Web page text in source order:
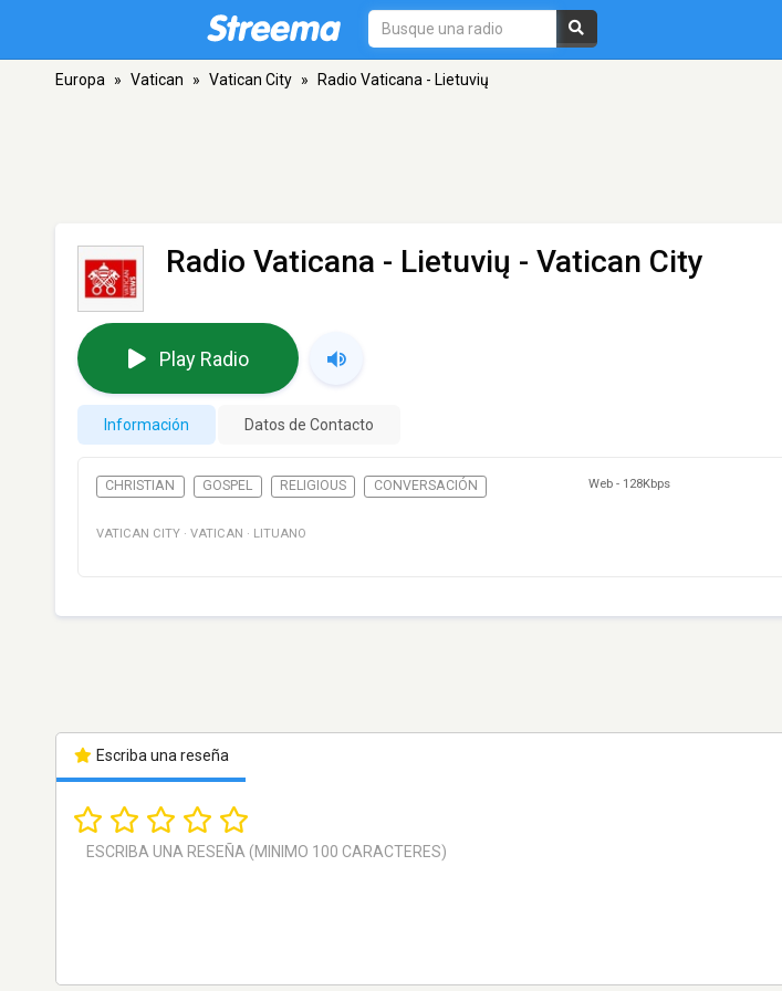
Europa » Vatican » Vatican City » Radio Vaticana - Lietuvių
Radio Vaticana - Lietuvių - Vatican City
Play Radio
Información Datos de Contacto
CHRISTIAN GOSPEL RELIGIOUS CONVERSACIÓN Web - 128Kbps
VATICAN CITY · VATICAN · LITUANO
Escriba una reseña